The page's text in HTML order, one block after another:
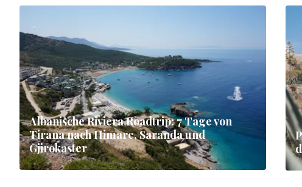
Albanische Riviera Roadtrip: 7 Tage von
Tirana nach Himare, Saranda und
Gjirokaster